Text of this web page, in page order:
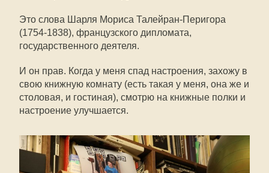
Это слова Шарля Мориса Талейран-Перигора
(1754-1838), французского дипломата,
государственного деятеля.
И он прав. Когда у меня спад настроения, захожу в
свою книжную комнату (есть такая у меня, она же и
столовая, и гостиная), смотрю на книжные полки и
настроение улучшается.